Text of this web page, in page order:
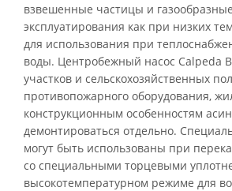
взвешенные частицы и
эксплуатирования как при низких
для использования при
воды. Центробежный насос Calpeda
участков и сельскохозяйственных
противопожарного оборудования,
конструкционным особенностям
демонтироваться отдельно.
могут быть использованы при
со специальными торцевыми
высокотемпературном режиме для